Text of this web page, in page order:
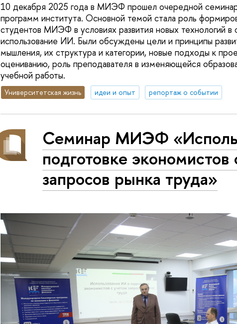
10 декабря 2025 года в МИЭФ прошел очередной семинар
программ института. Основной темой стала роль
студентов МИЭФ в условиях развития новых технологий в
использование ИИ. Были обсуждены цели и принципы
мышления, их структура и категории, новые подходы к
оцениванию, роль преподавателя в изменяющейся
учебной работы.
Университетская жизнь идеи и опыт репортаж о событии
Семинар МИЭФ
подготовке экономистов
запросов рынка труда»